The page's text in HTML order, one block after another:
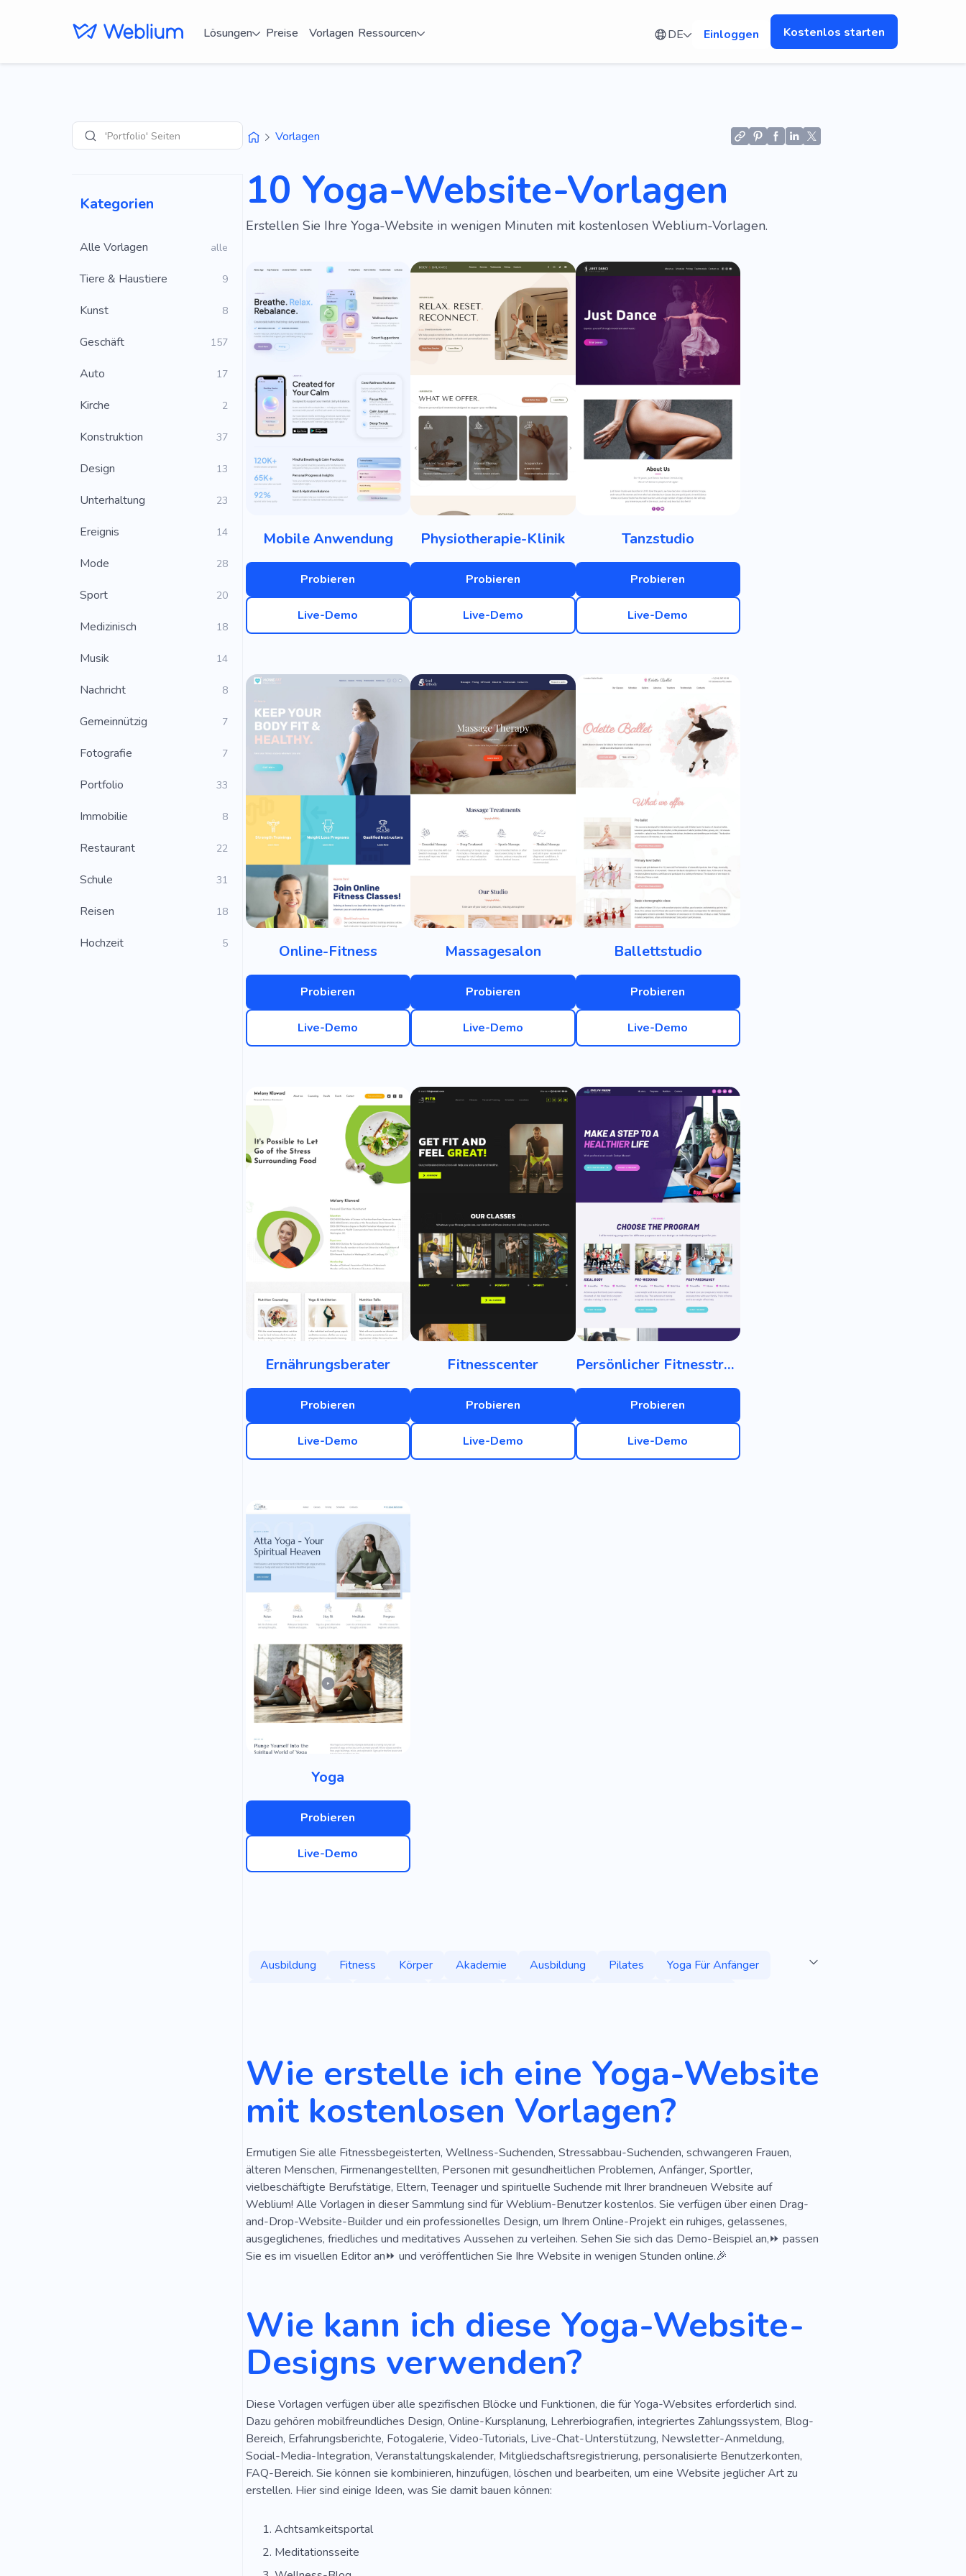
Lösungen Preise Vorlagen Ressourcen DE Einloggen Kostenlos starten
Suche'Portfolio' Seiten
Kategorien
Alle Vorlagen alle
Tiere & Haustiere 9
Kunst 8
Geschäft 157
Auto 17
Kirche 2
Konstruktion 37
Design 13
Unterhaltung 23
Ereignis 14
Mode 28
Sport 20
Medizinisch 18
Musik 14
Nachricht 8
Gemeinnützig 7
Fotografie 7
Portfolio 33
Immobilie 8
Restaurant 22
Schule 31
Reisen 18
Hochzeit 5
Vorlagen
10 Yoga-Website-Vorlagen
Erstellen Sie Ihre Yoga-Website in wenigen Minuten mit kostenlosen Weblium-Vorlagen.
Mobile Anwendung
Probieren
Live-Demo
Physiotherapie-Klinik
Probieren
Live-Demo
Tanzstudio
Probieren
Live-Demo
Online-Fitness
Probieren
Live-Demo
Massagesalon
Probieren
Live-Demo
Ballettstudio
Probieren
Live-Demo
Ernährungsberater
Probieren
Live-Demo
Fitnesscenter
Probieren
Live-Demo
Persönlicher Fitnesstrainer
Probieren
Live-Demo
Yoga
Probieren
Live-Demo
Ausbildung Fitness Körper Akademie Ausbildung Pilates
Yoga Für Anfänger
Programmierung
Akademie Kickboxen Sportunterricht Akademie Gesund
Schlank
Schwangerschaftsfitness
Training Zu Hause Massenaufbau Ergänzungen
Aktiver Lebensstil
Akademie Mobile Psychische Gesundheit Energie
Psychologie
Trainer
Online-Bildung Webentwicklung Kreativ Spa Massage
Ernährung
Akademie
Coaching Lebensberater Schönheit Beratung Studio
Lektion
Akademie
Tango Tanzen Erfahrung Liebe Hobby Tauchen
Pferde
Harmonie
Läuft Entspannen Entspannend Üben Kurs
Kalorien
Akademie
Gewichtheben Sportbekleidung Marathon Kraftdreikampf
Rehabilitation
Sauna
Sportkleidung Sportbekleidung Athlet Chakra
Wie erstelle ich eine Yoga-Website
mit kostenlosen Vorlagen?
Ermutigen Sie alle Fitnessbegeisterten, Wellness-Suchenden, Stressabbau-Suchenden, schwangeren Frauen,
älteren Menschen, Firmenangestellten, Personen mit gesundheitlichen Problemen, Anfänger, Sportler,
vielbeschäftigte Berufstätige, Eltern, Teenager und spirituelle Suchende mit Ihrer brandneuen Website auf
Weblium! Alle Vorlagen in dieser Sammlung sind für Weblium-Benutzer kostenlos. Sie verfügen über einen Drag-
and-Drop-Website-Builder und ein professionelles Design, um Ihrem Online-Projekt ein ruhiges, gelassenes,
ausgeglichenes, friedliches und meditatives Aussehen zu verleihen. Sehen Sie sich das Demo-Beispiel an,⏩ passen
Sie es im visuellen Editor an⏩ und veröffentlichen Sie Ihre Website in wenigen Stunden online.🎉
Wie kann ich diese Yoga-Website-
Designs verwenden?
Diese Vorlagen verfügen über alle spezifischen Blöcke und Funktionen, die für Yoga-Websites erforderlich sind.
Dazu gehören mobilfreundliches Design, Online-Kursplanung, Lehrerbiografien, integriertes Zahlungssystem, Blog-
Bereich, Erfahrungsberichte, Fotogalerie, Video-Tutorials, Live-Chat-Unterstützung, Newsletter-Anmeldung,
Social-Media-Integration, Veranstaltungskalender, Mitgliedschaftsregistrierung, personalisierte Benutzerkonten,
FAQ-Bereich. Sie können sie kombinieren, hinzufügen, löschen und bearbeiten, um eine Website jeglicher Art zu
erstellen. Hier sind einige Ideen, was Sie damit bauen können:
Achtsamkeitsportal
Meditationsseite